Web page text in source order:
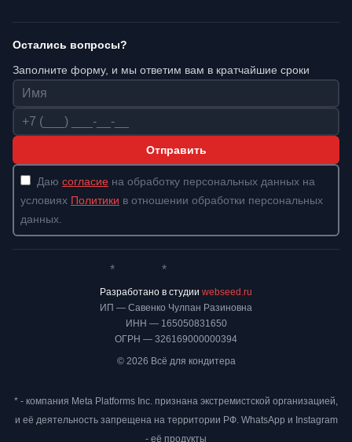
Остались вопросы?
Заполните форму, и мы ответим вам в кратчайшие сроки
Имя
Телефон
Отправить
Даю согласие на обработку персональных данных на
условиях Политики в отношении обработки персональных
данных.
ИП — Савенко Чулпан Разиновна
ИНН — 165050831650
ОГРН — 326169000000394
© 2026 Всё для кондитера
* *
Разработано в студии webseed.ru
* - компания Meta Platforms Inc. признана экстремистской организацией,
и её деятельность запрещена на территории РФ. WhatsApp и Instagram
- её продукты